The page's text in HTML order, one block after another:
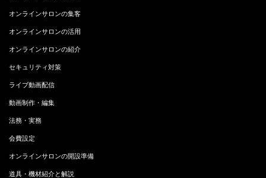
オンラインサロンの集客
オンラインサロンの活用
オンラインサロンの紹介
セキュリティ対策
ライブ動画配信
動画制作・編集
法務・実務
会費設定
オンラインサロンの開設準備
道具・機材紹介と解説